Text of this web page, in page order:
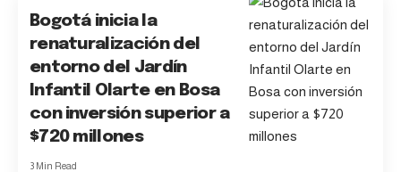
Bogotá inicia la
renaturalización del
entorno del Jardín
Infantil Olarte en Bosa
con inversión superior a
$720 millones
3 Min Read